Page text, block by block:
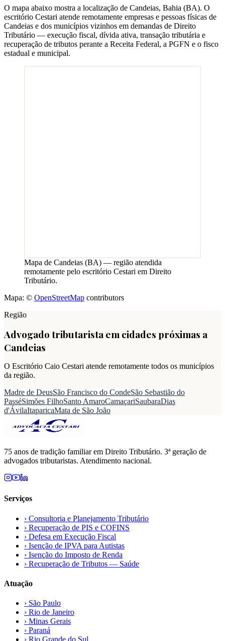
O mapa abaixo mostra a localização de Candeias, Bahia (BA). O
escritório Cestari atende remotamente empresas e pessoas físicas de
Candeias e dos municípios vizinhos em demandas de Direito
Tributário — execução fiscal, dívida ativa, transação tributária e
recuperação de tributos perante a Receita Federal, a PGFN e o fisco
estadual e municipal.
Mapa de Candeias (BA) — região atendida
remotamente pelo escritório Cestari em Direito
Tributário.
Mapa: © OpenStreetMap contributors
Região
Advogado tributarista em cidades próximas a
Candeias
O Escritório Caio Cestari atende remotamente todos os municípios
da região.
Madre de DeusSão Francisco do CondeSão Sebastião do
PasséSimões FilhoSanto AmaroCamaçariSaubaraDias
d'ÁvilaItaparicaMata de São João
75 anos de tradição familiar em Direito Tributário. 3ª geração de
advogados tributaristas. Atendimento nacional.
Serviços
› Consultoria e Planejamento Tributário
› Recuperação de PIS e COFINS
› Defesa em Execução Fiscal
› Isenção de IPVA para Autistas
› Isenção do Imposto de Renda
› Recuperação de Tributos — Saúde
Atuação
› São Paulo
› Rio de Janeiro
› Minas Gerais
› Paraná
› Rio Grande do Sul